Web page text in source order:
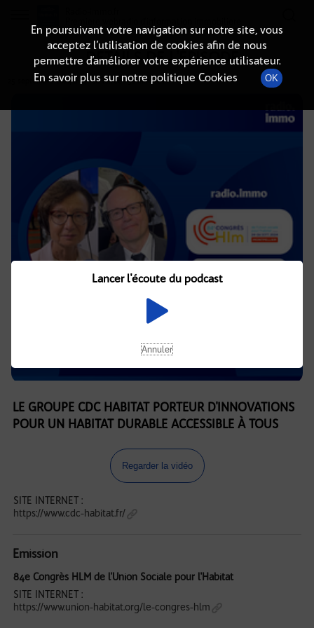
DÉTAILS DE L'ÉPISODE
25 septembre 2024à 14h00, durée : 38 minutes
LE GROUPE CDC HABITAT PORTEUR D'INNOVATIONS
POUR UN HABITAT DURABLE ACCESSIBLE À TOUS
Regarder la vidéo
SITE INTERNET :
https://www.cdc-habitat.fr/
Emission
84e Congrès HLM de l'Union Sociale pour l'Habitat
SITE INTERNET :
https://www.union-habitat.org/le-congres-hlm
En poursuivant votre navigation sur notre site, vous
acceptez l’utilisation de cookies afin de nous
permettre d’améliorer votre expérience utilisateur.
En savoir plus sur notre politique Cookies
OK
Lancer l'écoute du podcast
Annuler